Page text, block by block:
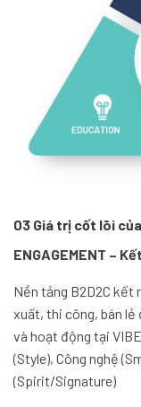
03 Giá trị cốt lõi
ENGAGEMENT –
Nền tảng B2D2C
xuất, thi công, bán lẻ
và hoạt động tại
(Style), Công nghệ
(Spirit/Signature)